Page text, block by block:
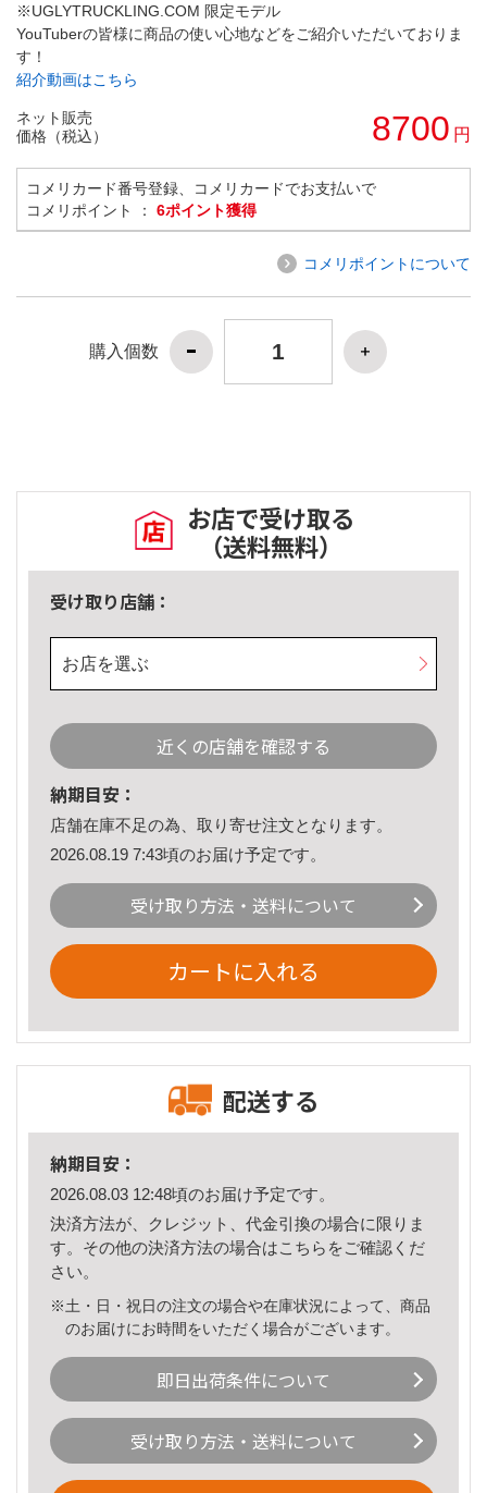
※UGLYTRUCKLING.COM 限定モデル
YouTuberの皆様に商品の使い心地などをご紹介いただいておりま
す！
紹介動画はこちら
ネット販売
価格（税込）
8700 円
コメリカード番号登録、コメリカードでお支払いで
コメリポイント ： 6ポイント獲得
コメリポイントについて
購入個数
お店で受け取る
（送料無料）
受け取り店舗：
お店を選ぶ
近くの店舗を確認する
納期目安：
店舗在庫不足の為、取り寄せ注文となります。
2026.08.19 7:43頃のお届け予定です。
受け取り方法・送料について
カートに入れる
配送する
納期目安：
2026.08.03 12:48頃のお届け予定です。
決済方法が、クレジット、代金引換の場合に限りま
す。その他の決済方法の場合はこちら をご確認くだ
さい。
※土・日・祝日の注文の場合や在庫状況によって、商品
のお届けにお時間をいただく場合がございます。
即日出荷条件について
受け取り方法・送料について